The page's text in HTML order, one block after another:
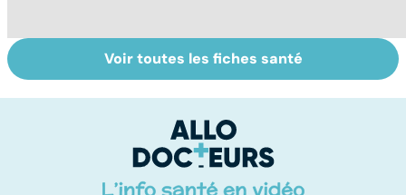
Tout savoir sur
les infections
Inflammation des
amygdales : que
d'angine ?
Voir toutes les fiches santé